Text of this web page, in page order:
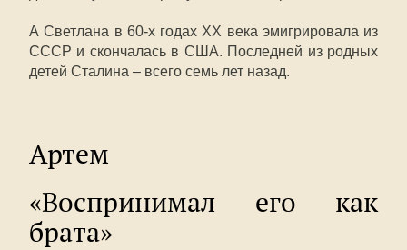
А Светлана в 60-х годах ХХ века эмигрировала из
СССР и скончалась в США. Последней из родных
детей Сталина – всего семь лет назад.
Артем
«Воспринимал его как
брата»